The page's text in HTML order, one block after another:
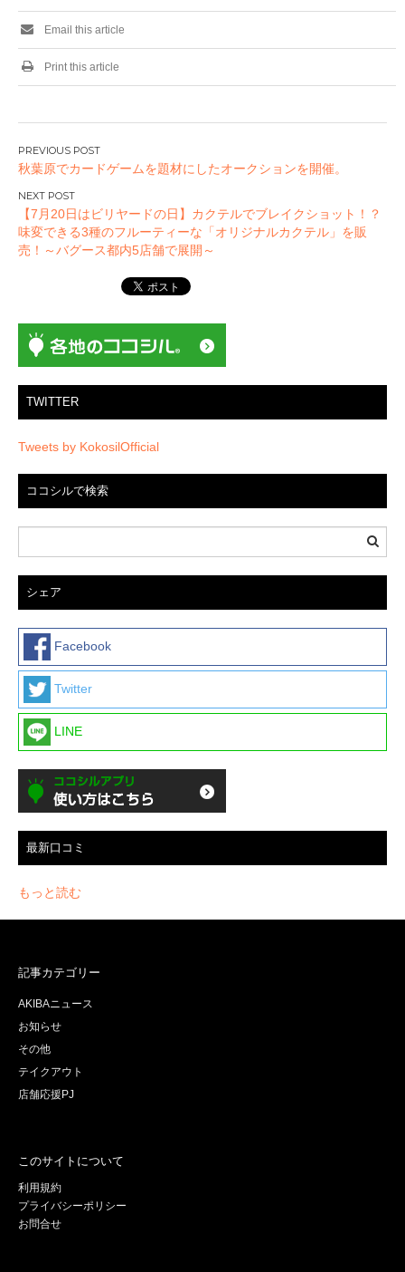
Email this article
Print this article
投
稿
ナ
ビ
ゲ
ン
秋葉原でカードゲームを題材にしたオークションを開催。
【7月20日はビリヤードの日】カクテルでブレイクショット！？
味変できる3種のフルーティーな「オリジナルカクテル」を販
売！～バグース都内5店舗で展開～
TWITTER
Tweets by KokosilOfficial
ココシルで検索
シェア
Facebook
Twitter
LINE
最新口コミ
もっと読む
記事カテゴリー
AKIBAニュース
お知らせ
その他
テイクアウト
店舗応援PJ
このサイトについて
利用規約
プライバシーポリシー
お問合せ